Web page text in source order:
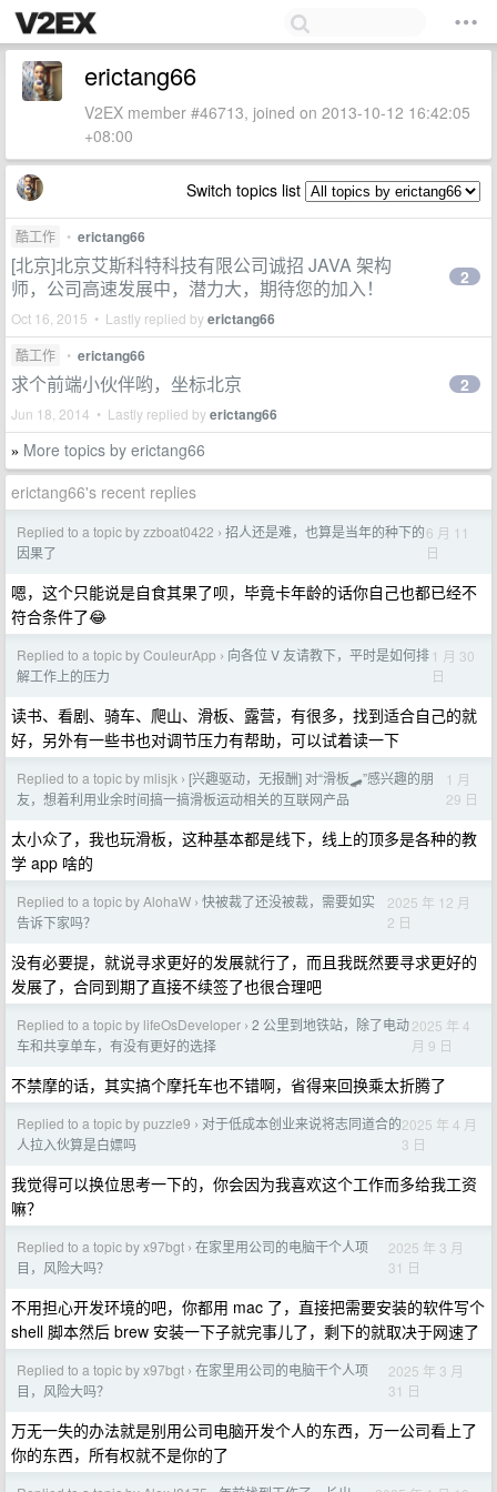
erictang66
V2EX member #46713, joined on 2013-10-12 16:42:05
+08:00
Switch topics list
酷工作 • erictang66
[北京]北京艾斯科特科技有限公司诚招 JAVA 架构
师，公司高速发展中，潜力大，期待您的加入！
Oct 16, 2015 • Lastly replied byerictang66
2
酷工作 • erictang66
求个前端小伙伴哟，坐标北京
Jun 18, 2014 • Lastly replied byerictang66
2
» More topics by erictang66
erictang66's recent replies
Replied to a topic by zzboat0422 › 招人还是难，也算是当年的种下的
因果了
6 月 11
日
嗯，这个只能说是自食其果了呗，毕竟卡年龄的话你自己也都已经不
符合条件了😂
Replied to a topic by CouleurApp › 向各位 V 友请教下，平时是如何排
解工作上的压力
1 月 30
日
读书、看剧、骑车、爬山、滑板、露营，有很多，找到适合自己的就
好，另外有一些书也对调节压力有帮助，可以试着读一下
Replied to a topic by mlisjk › [兴趣驱动，无报酬] 对“滑板🛹”感兴趣的朋
友，想着利用业余时间搞一搞滑板运动相关的互联网产品
1 月
29 日
太小众了，我也玩滑板，这种基本都是线下，线上的顶多是各种的教
学 app 啥的
Replied to a topic by AlohaW › 快被裁了还没被裁，需要如实
告诉下家吗？
2025 年 12 月
2 日
没有必要提，就说寻求更好的发展就行了，而且我既然要寻求更好的
发展了，合同到期了直接不续签了也很合理吧
Replied to a topic by lifeOsDeveloper › 2 公里到地铁站，除了电动
车和共享单车，有没有更好的选择
2025 年 4
月 9 日
不禁摩的话，其实搞个摩托车也不错啊，省得来回换乘太折腾了
Replied to a topic by puzzle9 › 对于低成本创业来说将志同道合的
人拉入伙算是白嫖吗
2025 年 4 月
3 日
我觉得可以换位思考一下的，你会因为我喜欢这个工作而多给我工资
嘛？
Replied to a topic by x97bgt › 在家里用公司的电脑干个人项
目，风险大吗？
2025 年 3 月
31 日
不用担心开发环境的吧，你都用 mac 了，直接把需要安装的软件写个
shell 脚本然后 brew 安装一下子就完事儿了，剩下的就取决于网速了
Replied to a topic by x97bgt › 在家里用公司的电脑干个人项
目，风险大吗？
2025 年 3 月
31 日
万无一失的办法就是别用公司电脑开发个人的东西，万一公司看上了
你的东西，所有权就不是你的了